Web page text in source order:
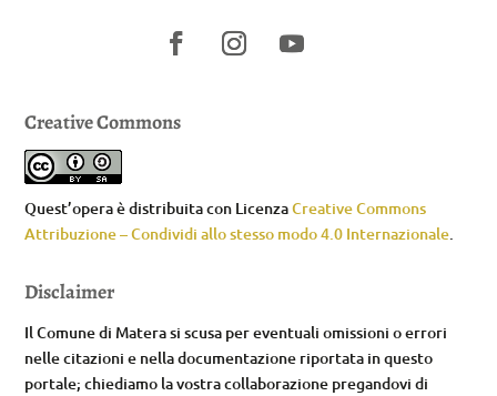
Creative Commons
Quest’opera è distribuita con LicenzaCreative Commons
Attribuzione – Condividi allo stesso modo 4.0 Internazionale.
Disclaimer
Il Comune di Matera si scusa per eventuali omissioni o errori
nelle citazioni e nella documentazione riportata in questo
portale; chiediamo la vostra collaborazione pregandovi di